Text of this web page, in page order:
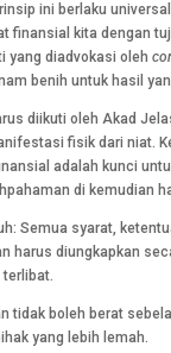
ini berlaku
finansial kita dengan
yang diadvokasi oleh
benih untuk hasil
diikuti oleh Akad
fisik dari niat.
adalah kunci
di kemudian
Semua syarat,
harus diungkapkan
terlibat.
tidak boleh berat
yang lebih lemah.